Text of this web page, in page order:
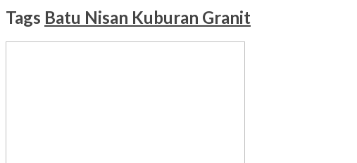
Tags Batu Nisan Kuburan Granit